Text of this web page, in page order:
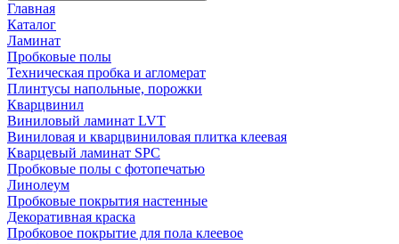
Главная
Каталог
Ламинат
Пробковые полы
Техническая пробка и агломерат
Плинтусы напольные, порожки
Кварцвинил
Виниловый ламинат LVT
Виниловая и кварцвиниловая плитка клеевая
Кварцевый ламинат SPC
Пробковые полы с фотопечатью
Линолеум
Пробковые покрытия настенные
Декоративная краска
Пробковое покрытие для пола клеевое